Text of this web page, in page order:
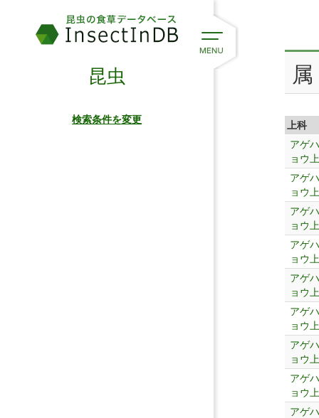
上科
アゲ
ョウ
アゲ
ョウ
アゲ
ョウ
アゲ
ョウ
アゲ
ョウ
アゲ
ョウ
アゲ
ョウ
アゲ
ョウ
アゲ
昆虫
検索条件を変更